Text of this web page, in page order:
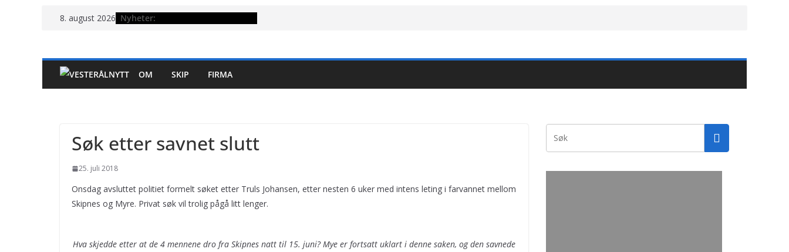
Hopp8. august 2026 Nyheter:
OM SKIP FIRMA
Søk etter savnet slutt
25. juli 2018
Onsdag avsluttet politiet formelt søket etter Truls Johansen, etter nesten 6 uker med intens leting i farvannet mellom
Skipnes og Myre. Privat søk vil trolig pågå litt lenger.
Hva skjedde etter at de 4 mennene dro fra Skipnes natt til 15. juni? Mye er fortsatt uklart i denne saken, og den savnede